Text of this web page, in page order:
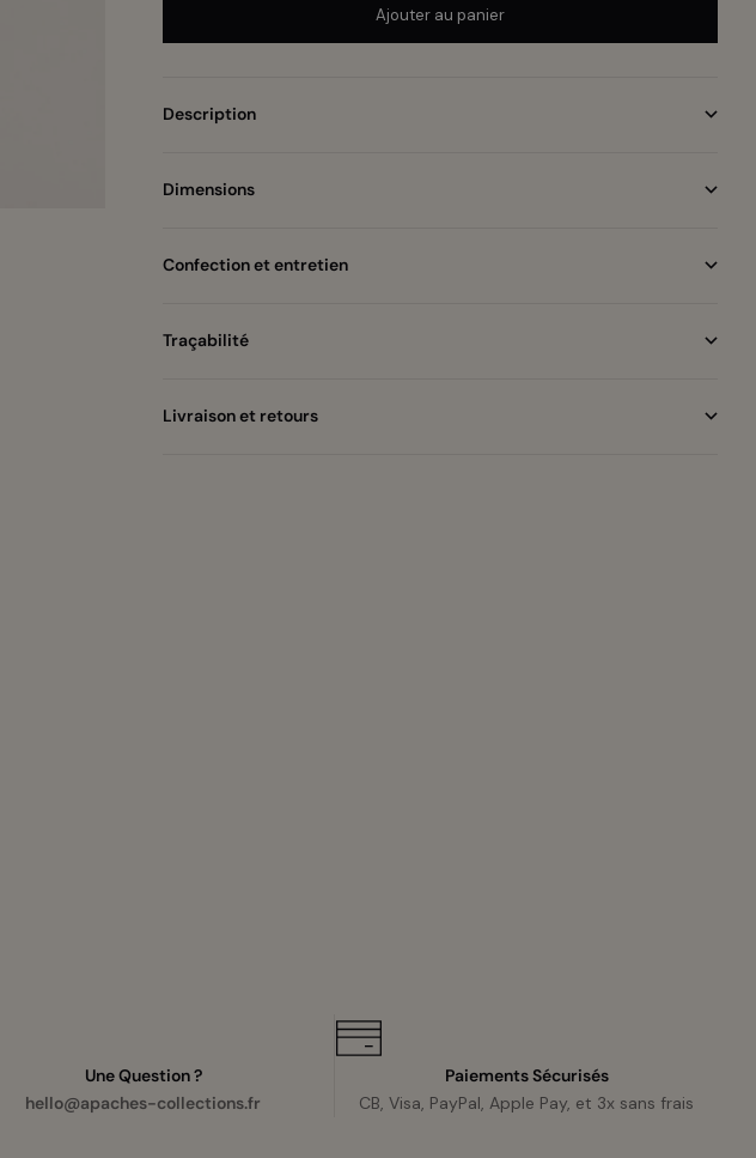
Ajouter au panier
Description
Dimensions
Confection et entretien
Traçabilité
Livraison et retours
Une Question ?
hello@apaches-collections.fr
Paiements Sécurisés
CB, Visa, PayPal, Apple Pay, et 3x sans frais